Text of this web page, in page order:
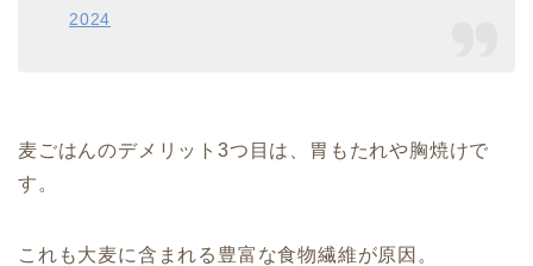
2024
麦ごはんのデメリット3つ目は、胃もたれや胸焼けで
す。
これも大麦に含まれる豊富な食物繊維が原因。